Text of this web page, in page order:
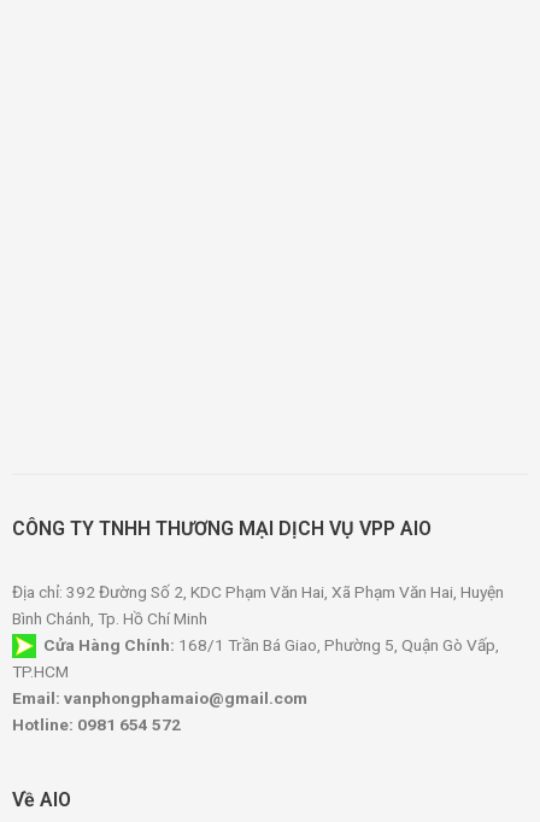
CÔNG TY TNHH THƯƠNG MẠI DỊCH VỤ VPP AIO
Địa chỉ: 392 Đường Số 2, KDC Phạm Văn Hai, Xã Phạm Văn Hai, Huyện
Bình Chánh, Tp. Hồ Chí Minh
Cửa Hàng Chính: 168/1 Trần Bá Giao, Phường 5, Quận Gò Vấp,
TP.HCM
Email: vanphongphamaio@gmail.com
Hotline: 0981 654 572
Về AIO